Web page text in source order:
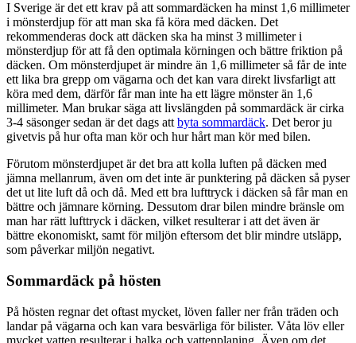
I Sverige är det ett krav på att sommardäcken ha minst 1,6 millimeter
i mönsterdjup för att man ska få köra med däcken. Det
rekommenderas dock att däcken ska ha minst 3 millimeter i
mönsterdjup för att få den optimala körningen och bättre friktion på
däcken. Om mönsterdjupet är mindre än 1,6 millimeter så får de inte
ett lika bra grepp om vägarna och det kan vara direkt livsfarligt att
köra med dem, därför får man inte ha ett lägre mönster än 1,6
millimeter. Man brukar säga att livslängden på sommardäck är cirka
3-4 säsonger sedan är det dags att byta sommardäck. Det beror ju
givetvis på hur ofta man kör och hur hårt man kör med bilen.
Förutom mönsterdjupet är det bra att kolla luften på däcken med
jämna mellanrum, även om det inte är punktering på däcken så pyser
det ut lite luft då och då. Med ett bra lufttryck i däcken så får man en
bättre och jämnare körning. Dessutom drar bilen mindre bränsle om
man har rätt lufttryck i däcken, vilket resulterar i att det även är
bättre ekonomiskt, samt för miljön eftersom det blir mindre utsläpp,
som påverkar miljön negativt.
Sommardäck på hösten
På hösten regnar det oftast mycket, löven faller ner från träden och
landar på vägarna och kan vara besvärliga för bilister. Våta löv eller
mycket vatten resulterar i halka och vattenplaning. Även om det